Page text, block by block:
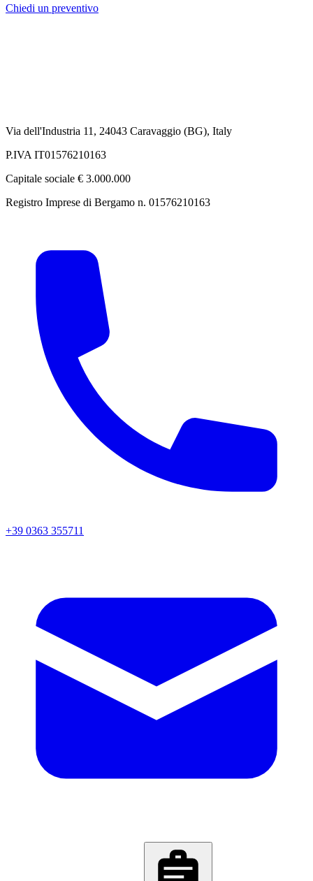
Chiedi un preventivo
Via dell'Industria 11, 24043 Caravaggio (BG), Italy
P.IVA IT01576210163
Capitale sociale € 3.000.000
Registro Imprese di Bergamo n. 01576210163
+39 0363 355711